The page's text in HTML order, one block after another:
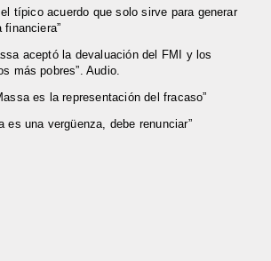
típico acuerdo que solo sirve para generar
financiera”
aceptó la devaluación del FMI y los
más pobres”. Audio.
es la representación del fracaso”
es una vergüenza, debe renunciar”